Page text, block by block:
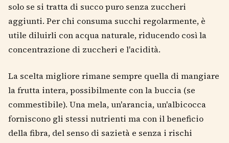
solo se si tratta di succo puro senza zuccheri
aggiunti. Per chi consuma succhi regolarmente, è
utile diluirli con acqua naturale, riducendo così la
concentrazione di zuccheri e l'acidità.
La scelta migliore rimane sempre quella di mangiare
la frutta intera, possibilmente con la buccia (se
commestibile). Una mela, un'arancia, un'albicocca
forniscono gli stessi nutrienti ma con il beneficio
della fibra, del senso di sazietà e senza i rischi